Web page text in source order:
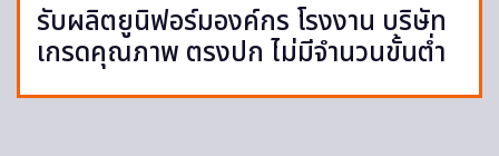
รับผลิตยูนิฟอร์มองค์กร โรงงาน บริษัท
เกรดคุณภาพ ตรงปก ไม่มีจำนวนขั้นต่ำ